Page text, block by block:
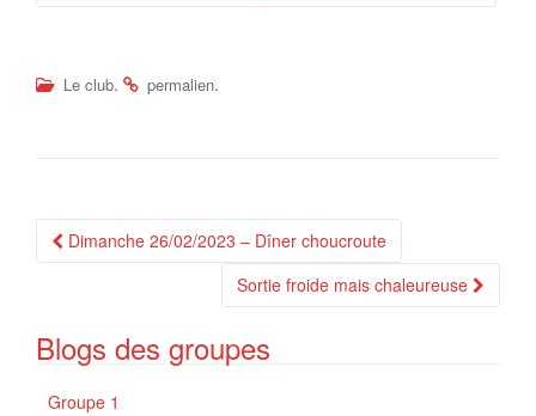
Le club. permalien.
Navigation
Dimanche 26/02/2023 – Dîner choucroute
Sortie froide mais chaleureuse
Blogs des groupes
Groupe 1